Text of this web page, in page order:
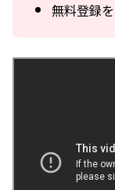
無料登録